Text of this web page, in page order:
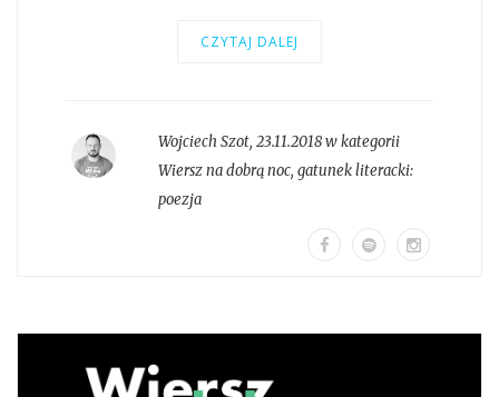
CZYTAJ DALEJ
Wojciech Szot, 23.11.2018 w kategorii
Wiersz na dobrą noc, gatunek literacki:
poezja